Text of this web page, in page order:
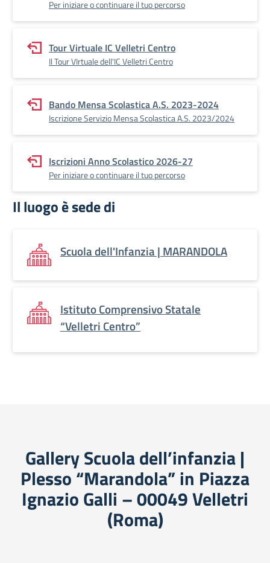
Per iniziare o continuare il tuo percorso
Tour Virtuale IC Velletri Centro
Il Tour VIrtuale dell'IC Velletri Centro
Bando Mensa Scolastica A.S. 2023-2024
Iscrizione Servizio Mensa Scolastica A.S. 2023/2024
Iscrizioni Anno Scolastico 2026-27
Per iniziare o continuare il tuo percorso
Il luogo è sede di
Scuola dell'Infanzia | MARANDOLA
Istituto Comprensivo Statale
“Velletri Centro”
Gallery Scuola dell’infanzia |
Plesso “Marandola” in Piazza
Ignazio Galli – 00049 Velletri
(Roma)